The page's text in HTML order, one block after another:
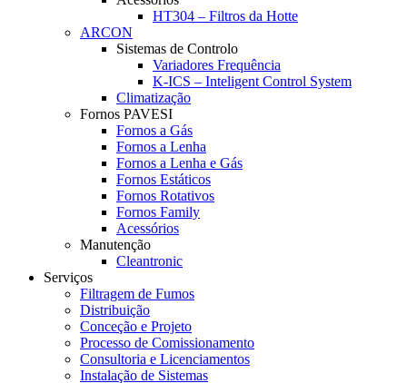
HT304 – Filtros da Hotte
ARCON
Sistemas de Controlo
Variadores Frequência
K-ICS – Inteligent Control System
Climatização
Fornos PAVESI
Fornos a Gás
Fornos a Lenha
Fornos a Lenha e Gás
Fornos Estáticos
Fornos Rotativos
Fornos Family
Acessórios
Manutenção
Cleantronic
Serviços
Filtragem de Fumos
Distribuição
Conceção e Projeto
Processo de Comissionamento
Consultoria e Licenciamentos
Instalação de Sistemas